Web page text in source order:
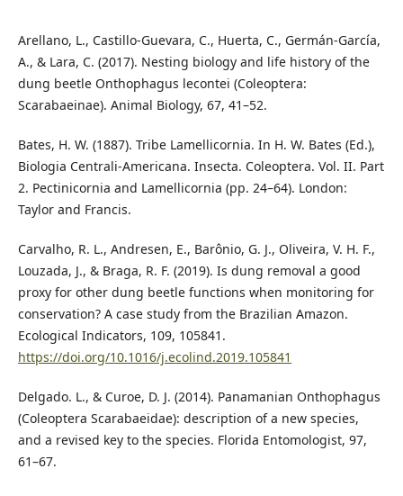
Arellano, L., Castillo-Guevara, C., Huerta, C., Germán-García,
A., & Lara, C. (2017). Nesting biology and life history of the
dung beetle Onthophagus lecontei (Coleoptera:
Scarabaeinae). Animal Biology, 67, 41–52.
Bates, H. W. (1887). Tribe Lamellicornia. In H. W. Bates (Ed.),
Biologia Centrali-Americana. Insecta. Coleoptera. Vol. II. Part
2. Pectinicornia and Lamellicornia (pp. 24–64). London:
Taylor and Francis.
Carvalho, R. L., Andresen, E., Barônio, G. J., Oliveira, V. H. F.,
Louzada, J., & Braga, R. F. (2019). Is dung removal a good
proxy for other dung beetle functions when monitoring for
conservation? A case study from the Brazilian Amazon.
Ecological Indicators, 109, 105841.
https://doi.org/10.1016/j.ecolind.2019.105841
Delgado. L., & Curoe, D. J. (2014). Panamanian Onthophagus
(Coleoptera Scarabaeidae): description of a new species,
and a revised key to the species. Florida Entomologist, 97,
61–67.